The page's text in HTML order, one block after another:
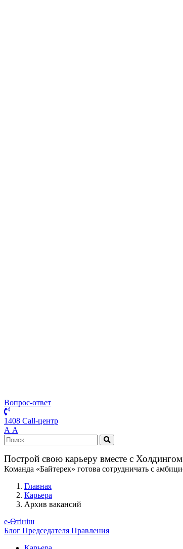
Вопрос-ответ
1408 Call-центр
А А
Построй свою карьеру вместе с
Команда «Байтерек» готова сотрудничать с
Главная
Карьера
Архив вакансий
е-Өтініш
Блог Председателя Правления